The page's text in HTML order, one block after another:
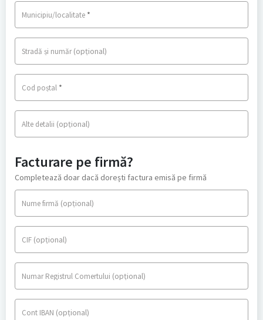
Municipiu/localitate *
Stradă și număr(opțional)
Cod poștal *
Alte detalii (opțional)
Facturare pe firmă?
Completează doar dacă dorești factura emisă pe firmă
Nume firmă (opțional)
CIF (opțional)
Numar Registrul Comertului (opțional)
Cont IBAN (opțional)